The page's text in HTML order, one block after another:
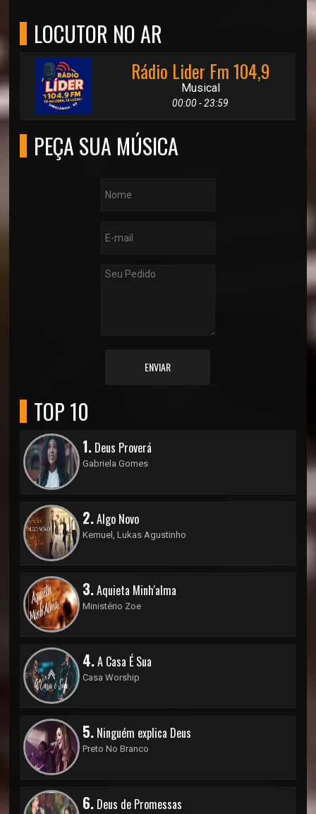
LOCUTOR NO AR
Rádio Lider Fm 104,9
Musical
00:00 - 23:59
PEÇA SUA MÚSICA
ENVIAR
TOP 10
1. Deus Proverá
Gabriela Gomes
2.Algo Novo
Kemuel, Lukas Agustinho
3.Aquieta Minh'alma
Ministério Zoe
4.A Casa É Sua
Casa Worship
5. Ninguém explica Deus
Preto No Branco
6. Deus de Promessas